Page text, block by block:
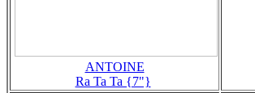
ANTOINE
Ra Ta Ta {7"}